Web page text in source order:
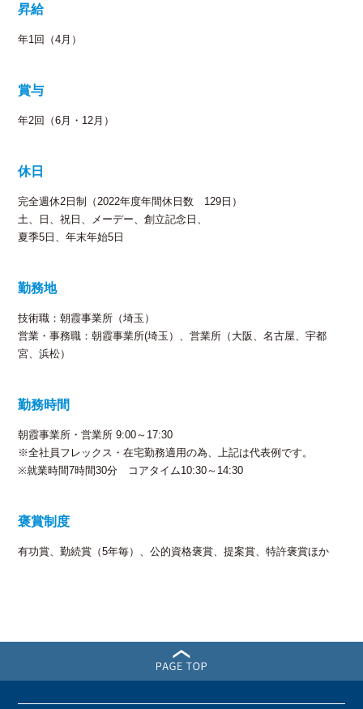
昇給
年1回（4月）
賞与
年2回（6月・12月）
休日
完全週休2日制（2022年度年間休日数 129日）
土、日、祝日、メーデー、創立記念日、
夏季5日、年末年始5日
勤務地
技術職：朝霞事業所（埼玉）
営業・事務職：朝霞事業所(埼玉）、営業所（大阪、名古屋、宇都
宮、浜松）
勤務時間
朝霞事業所・営業所 9:00～17:30
※全社員フレックス・在宅勤務適用の為、上記は代表例です。
※就業時間7時間30分 コアタイム10:30～14:30
褒賞制度
有功賞、勤続賞（5年毎）、公的資格褒賞、提案賞、特許褒賞ほか